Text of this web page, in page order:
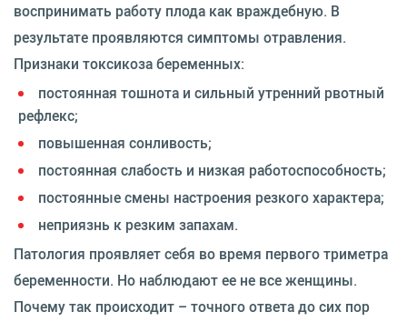
воспринимать работу плода как враждебную. В
результате проявляются симптомы отравления.
Признаки токсикоза беременных:
постоянная тошнота и сильный утренний рвотный
рефлекс;
повышенная сонливость;
постоянная слабость и низкая работоспособность;
постоянные смены настроения резкого характера;
неприязнь к резким запахам.
Патология проявляет себя во время первого триметра
беременности. Но наблюдают ее не все женщины.
Почему так происходит – точного ответа до сих пор